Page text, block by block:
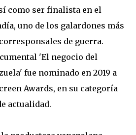
como ser finalista en el
uno de los galardones más
de guerra.
'El negocio del
fue nominado en 2019 a
Awards, en su categoría
actualidad.